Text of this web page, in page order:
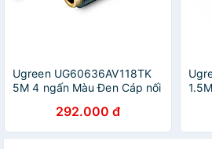
Ugreen UG60636AV118TK
5M 4 ngấn Màu Đen Cáp nối
trợ Mic bọc Nylon cao cấp -
HÀNG CHÍNH HÃNG
292.000 đ